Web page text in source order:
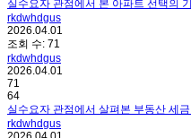
실수요자 관점에서 본 아파트 선택의
rkdwhdgus
2026.04.01
조회 수: 71
rkdwhdgus
2026.04.01
71
64
실수요자 관점에서 살펴본 부동산 세
rkdwhdgus